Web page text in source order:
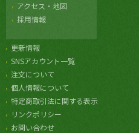
アクセス・地図
採用情報
更新情報
SNSアカウント一覧
注文について
個人情報について
特定商取引法に関する表示
リンクポリシー
お問い合わせ